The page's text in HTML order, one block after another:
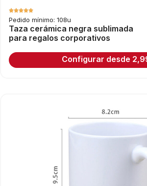
Pedido mínimo: 108u
Taza cerámica negra sublimada
para regalos corporativos
Configurar desde